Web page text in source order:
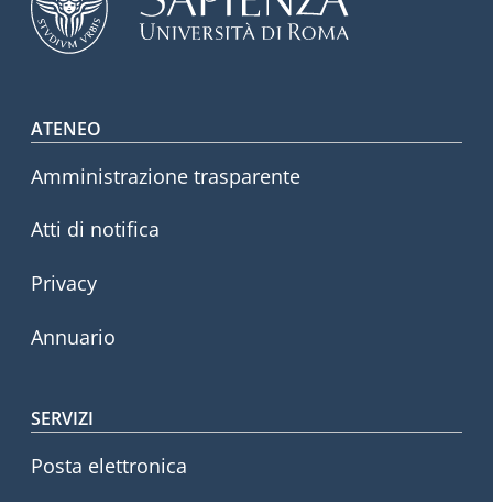
Footer menu
ATENEO
Amministrazione trasparente
Atti di notifica
Privacy
Annuario
SERVIZI
Posta elettronica